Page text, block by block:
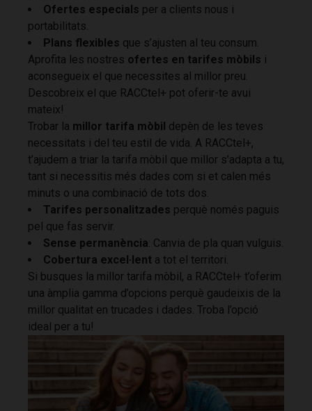
Ofertes especials per a clients nous i
portabilitats.
Plans flexibles que s’ajusten al teu consum.
Aprofita les nostres ofertes en tarifes mòbils i
aconsegueix el que necessites al millor preu.
Descobreix el que RACCtel+ pot oferir-te avui
mateix!
Trobar la millor tarifa mòbil depèn de les teves
necessitats i del teu estil de vida. A RACCtel+,
t’ajudem a triar la tarifa mòbil que millor s’adapta a tu,
tant si necessitis més dades com si et calen més
minuts o una combinació de tots dos.
Tarifes personalitzades perquè només paguis
pel que fas servir.
Sense permanència: Canvia de pla quan vulguis.
Cobertura excel·lent a tot el territori.
Si busques la millor tarifa mòbil, a RACCtel+ t’oferim
una àmplia gamma d’opcions perquè gaudeixis de la
millor qualitat en trucades i dades. Troba l’opció
ideal per a tu!